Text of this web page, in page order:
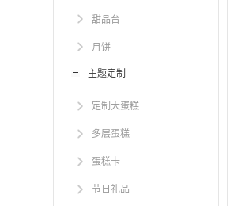
甜品台
月饼
主题定制
定制大蛋糕
多层蛋糕
蛋糕卡
节日礼品